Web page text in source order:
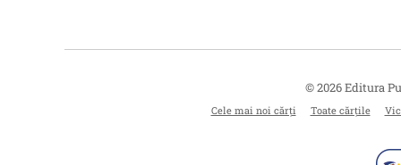
© 2026 Editura
Cele mai noi cărți Toate cărțile